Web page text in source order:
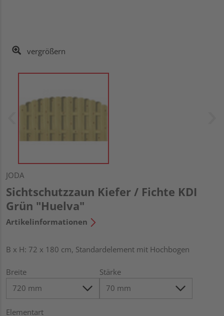
vergrößern
JODA
Sichtschutzzaun Kiefer / Fichte KDI
Grün "Huelva"
Artikelinformationen
B x H: 72 x 180 cm, Standardelement mit Hochbogen
Breite Stärke
Elementart